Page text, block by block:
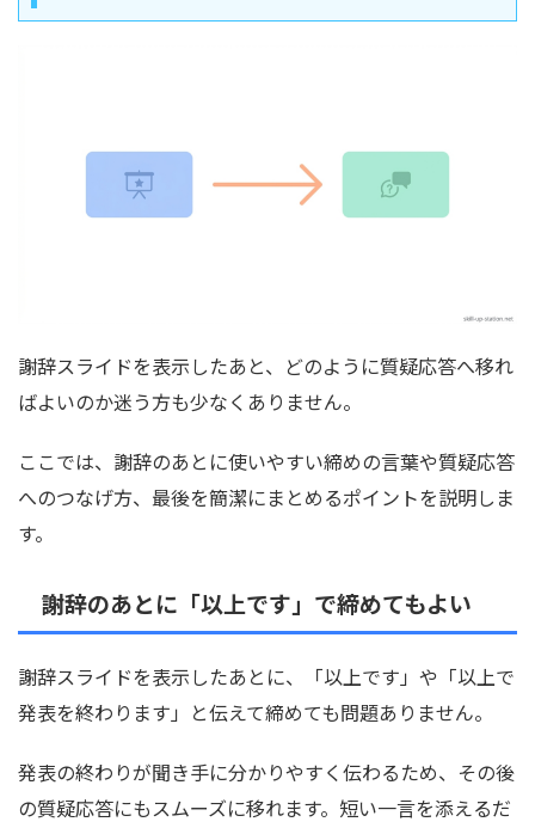
謝辞スライドを表示したあと、どのように質疑応答へ移れ
ばよいのか迷う方も少なくありません。
ここでは、謝辞のあとに使いやすい締めの言葉や質疑応答
へのつなげ方、最後を簡潔にまとめるポイントを説明しま
す。
謝辞のあとに「以上です」で締めてもよい
謝辞スライドを表示したあとに、「以上です」や「以上で
発表を終わります」と伝えて締めても問題ありません。
発表の終わりが聞き手に分かりやすく伝わるため、その後
の質疑応答にもスムーズに移れます。短い一言を添えるだ